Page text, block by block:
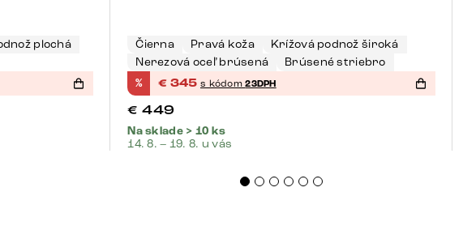
plochá
Čierna Pravá koža
Krížová podnož široká
Nerezová oceľ brúsená
Brúsené striebro
% € 345 s kódom23DPH
€ 449
Na sklade > 10 ks
14. 8. – 19. 8. u vás